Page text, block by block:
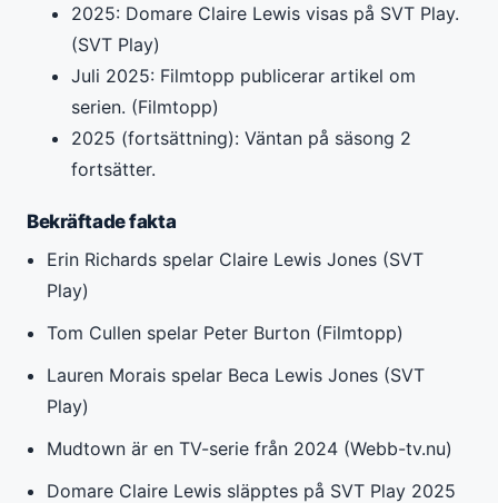
2025: Domare Claire Lewis visas på SVT Play.
(SVT Play)
Juli 2025: Filmtopp publicerar artikel om
serien. (Filmtopp)
2025 (fortsättning): Väntan på säsong 2
fortsätter.
Bekräftade fakta
Erin Richards spelar Claire Lewis Jones (SVT
Play)
Tom Cullen spelar Peter Burton (Filmtopp)
Lauren Morais spelar Beca Lewis Jones (SVT
Play)
Mudtown är en TV-serie från 2024 (Webb-tv.nu)
Domare Claire Lewis släpptes på SVT Play 2025